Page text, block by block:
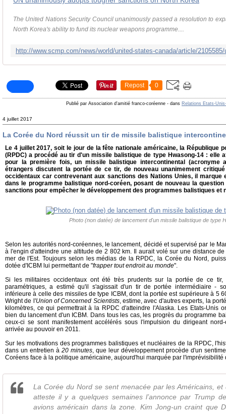
The United Nations Security Council unanimously passed a resolution to
North Korea's ability to fund its nuclear weapons programme....
Repost 0
Publié par Association d'amitié franco-coréenne - dans Relations Etats-
4 juillet 2017
La Corée du Nord réussit un tir de missile balistique
Le 4 juillet 2017, soit le jour de la fête nationale américaine, la République
(RPDC) a procédé au tir d'un missile balistique de type Hwasong-14 : elle
pour la première fois, un missile balistique intercontinental (acronyme
étrangers discutent la portée de ce tir, de nouveau unanimement
occidentaux car contrevenant aux sanctions des Nations Unies, il marque
dans le programme balistique nord-coréen, posant de nouveau la
sanctions pour empêcher le développement des programmes balistiques et
Photo (non datée) de lancement d'un missile balistique de type
Selon les autorités nord-coréennes, le lancement, décidé et supervisé par le
à l'engin d'atteindre une altitude de 2 802 km. Il aurait volé sur une distance
mer de l'Est. Toujours selon les médias de la RPDC, la Corée du Nord,
dotée d'ICBM lui permettant de "frapper tout endroit au monde".
Si les militaires occidentaux ont été très prudents sur la portée de ce tir,
paramétriques, a estimé qu'il s'agissait d'un tir de portée intermédiaire -
inférieure à celle des missiles de type ICBM, dont la portée est supérieure à 5
Wright de l'Union of Concerned Scientists, estime, avec d'autres experts, la
kilomètres, ce qui permettrait à la RPDC d'atteindre l'Alaska. Les Etats-Unis
bien du lancement d'un ICBM. Dans tous les cas, les progrès du programme
ceux-ci se sont manifestement accélérés sous l'impulsion du dirigeant
arrivée au pouvoir en 2011.
Sur les motivations des programmes balistiques et nucléaires de la RPDC,
dans un entretien à 20 minutes, que leur développement procède d'un
Coréens face à la politique américaine, aujourd'hui marquée par
La Corée du Nord se sent menacée par les Américains, et
atteste il y a quelques semaines l’annonce par Trump
avions américain dans la zone. Kim Jong-un craint que